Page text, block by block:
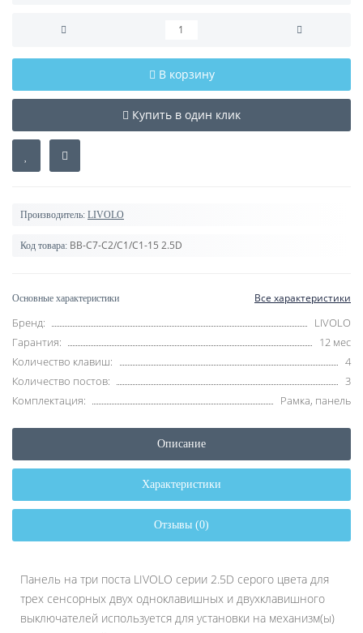
В корзину
Купить в один клик
Производитель: LIVOLO
Код товара: BB-C7-C2/C1/C1-15 2.5D
Основные характеристики Все характеристики
Бренд:
LIVOLO
Гарантия:
12 мес
Количество клавиш:
4
Количество постов:
3
Комплектация:
Рамка, панель
Описание
Характеристики
Отзывы (0)
Панель на три поста LIVOLO серии 2.5D серого цвета для
трех сенсорных двух одноклавишных и двухклавишного
выключателей используется для установки на механизм(ы)